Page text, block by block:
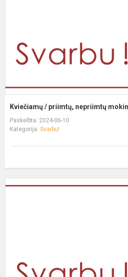
Kviečiamų / priimtų, nepriimtų
Paskelbta: 2024-06-10
Kategorija: Svarbu!